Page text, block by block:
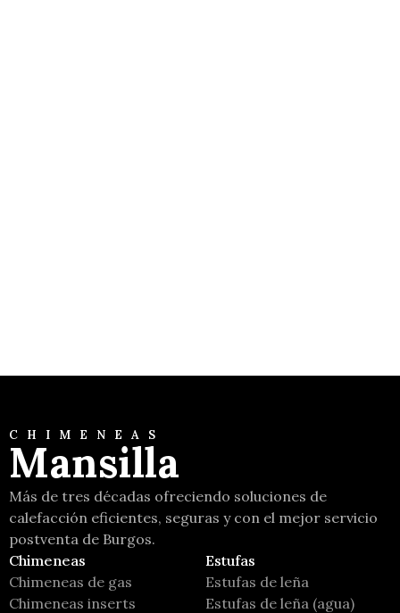
CHIMENEAS
Mansilla
Más de tres décadas ofreciendo soluciones de
calefacción eficientes, seguras y con el mejor servicio
postventa de Burgos.
Chimeneas
Chimeneas de gas
Chimeneas inserts
Estufas
Estufas de leña
Estufas de leña (agua)